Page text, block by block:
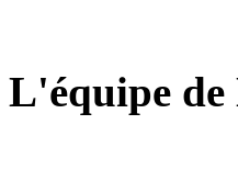
L'équipe de